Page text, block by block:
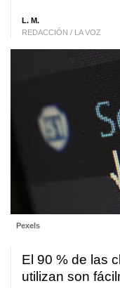
L. M.
REDACCIÓN / LA VOZ
Pexels
El 90 % de las
utilizan son